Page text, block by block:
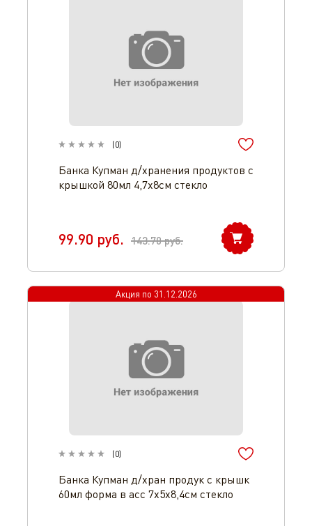
(0)
Банка Купман д/хранения продуктов с
крышкой 80мл 4,7х8см стекло
99.90 руб. 143.70руб.
Акция по 31.12.2026
(0)
Банка Купман д/хран продук с крышк
60мл форма в асс 7х5х8,4см стекло